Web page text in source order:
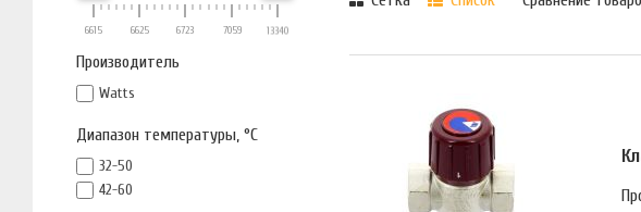
6615 6625 6723 7059 13340
Производитель
Watts
Диапазон температуры, °С
32-50
42-60